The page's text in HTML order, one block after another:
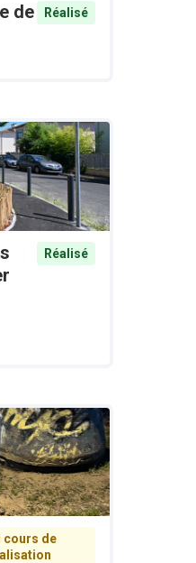
de
Réalisé
Réalisé
cours de